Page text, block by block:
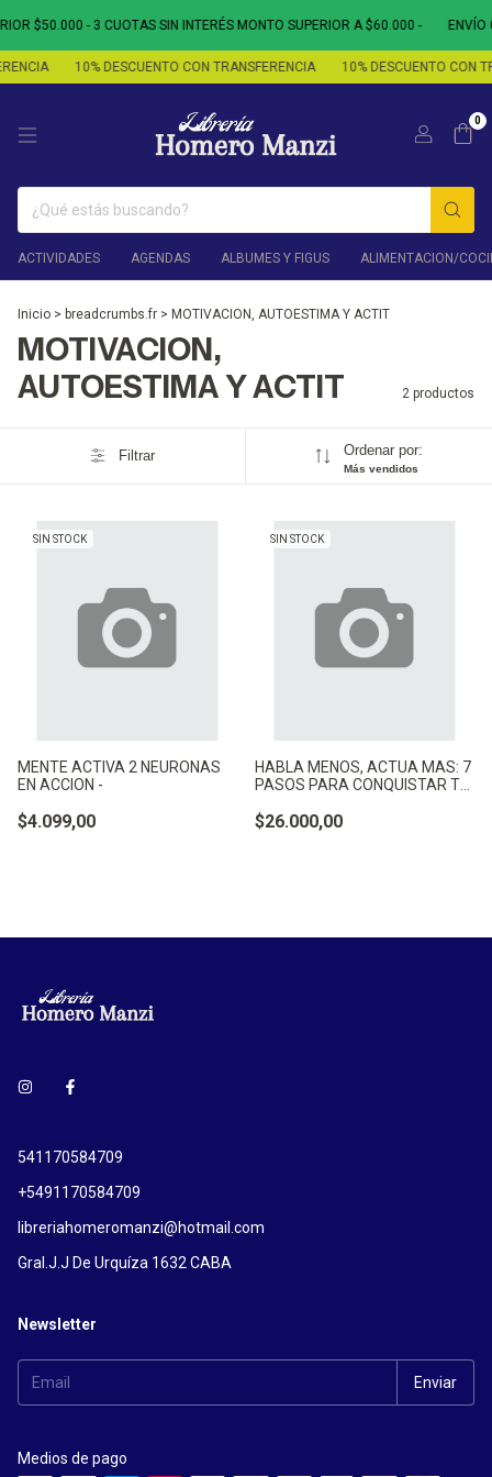
$50.000 - 3 CUOTAS SIN INTERÉS MONTO SUPERIOR A $60.000 - ENVÍO
10% DESCUENTO CON TRANSFERENCIA 10% DESCUENTO CON
0
ACTIVIDADES AGENDAS ALBUMES Y FIGUS ALIMENTACION/
Inicio > breadcrumbs.fr > MOTIVACION, AUTOESTIMA Y ACTIT
MOTIVACION,
AUTOESTIMA Y ACTIT
2 productos
Filtrar Ordenar por:
Más vendidos
SIN STOCK
MENTE ACTIVA 2 NEURONAS
EN ACCION -
$4.099,00
SIN STOCK
HABLA MENOS, ACTUA MAS: 7
PASOS PARA CONQUISTAR TU
$26.000,00
541170584709
+5491170584709
libreriahomeromanzi@hotmail.com
Gral.J.J De Urquíza 1632 CABA
Newsletter
Medios de pago